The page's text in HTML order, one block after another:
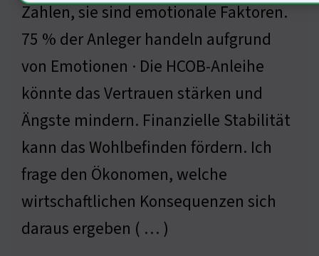
Zahlen, sie sind emotionale Faktoren.
75 % der Anleger handeln aufgrund
von Emotionen · Die HCOB-Anleihe
könnte das Vertrauen stärken und
Ängste mindern. Finanzielle Stabilität
kann das Wohlbefinden fördern. Ich
frage den Ökonomen, welche
wirtschaftlichen Konsequenzen sich
daraus ergeben ( … )